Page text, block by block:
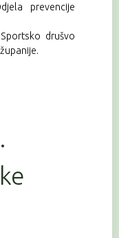
prevencije
drušvo